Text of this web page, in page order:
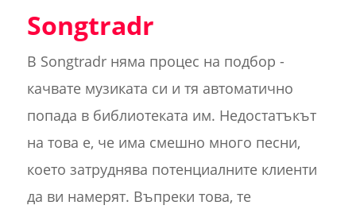
Songtradr
В Songtradr няма процес на подбор -
качвате музиката си и тя автоматично
попада в библиотеката им. Недостатъкът
на това е, че има смешно много песни,
което затруднява потенциалните клиенти
да ви намерят. Въпреки това, те